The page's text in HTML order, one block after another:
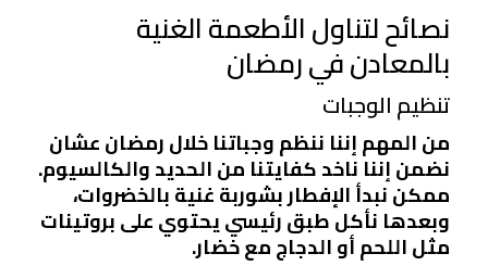
نصائح لتناول الأطعمة الغنية
بالمعادن في رمضان
تنظيم الوجبات
من المهم إننا ننظم وجباتنا خلال رمضان عشان
نضمن إننا ناخد كفايتنا من الحديد والكالسيوم.
ممكن نبدأ الإفطار بشوربة غنية بالخضروات،
وبعدها نأكل طبق رئيسي يحتوي على بروتينات
مثل اللحم أو الدجاج مع خضار.